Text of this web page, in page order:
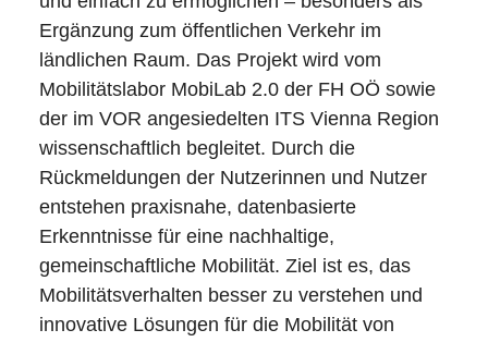
Ergänzung zum öffentlichen Verkehr im
ländlichen Raum. Das Projekt wird vom
Mobilitätslabor MobiLab 2.0 der FH OÖ sowie
der im VOR angesiedelten ITS Vienna Region
wissenschaftlich begleitet. Durch die
Rückmeldungen der Nutzerinnen und Nutzer
entstehen praxisnahe, datenbasierte
Erkenntnisse für eine nachhaltige,
gemeinschaftliche Mobilität. Ziel ist es, das
Mobilitätsverhalten besser zu verstehen und
innovative Lösungen für die Mobilität von